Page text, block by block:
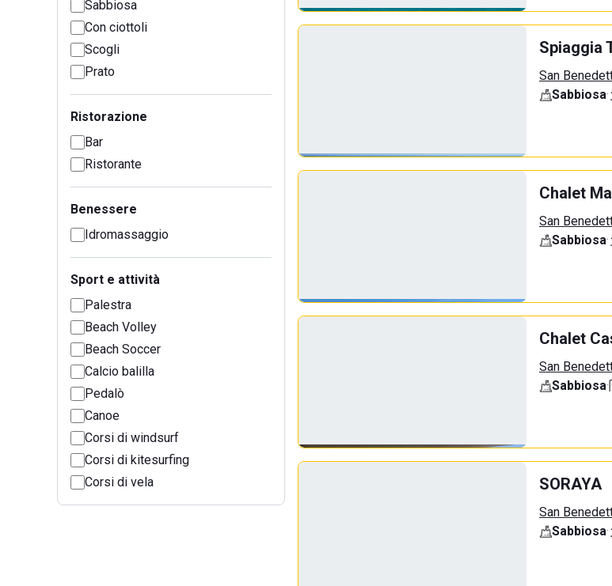
Sabbiosa
Con ciottoli
Scogli
Prato
Ristorazione
Bar
Ristorante
Benessere
Idromassaggio
Sport e attività
Palestra
Beach Volley
Beach Soccer
Calcio balilla
Pedalò
Canoe
Corsi di windsurf
Corsi di kitesurfing
Corsi di vela
Spiaggia
San
Sabbiosa·
Chalet
San
Sabbiosa·
Chalet
San
Sabbiosa·
SORAYA
San
Sabbiosa·